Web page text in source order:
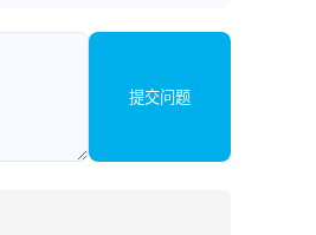
提交问题